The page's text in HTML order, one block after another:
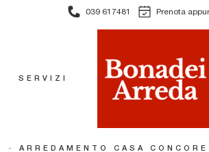
039 617481 Prenota
SERVIZI
- ARREDAMENTO CASA